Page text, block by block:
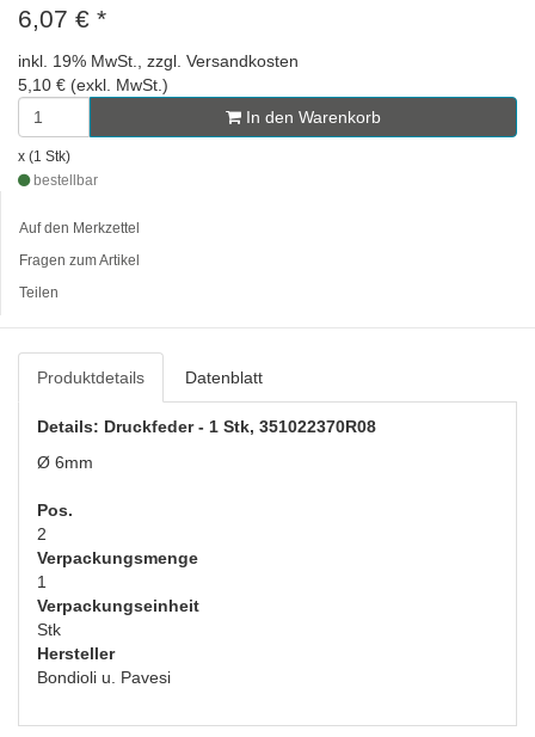
6,07 € *
inkl. 19% MwSt., zzgl. Versandkosten
5,10 € (exkl. MwSt.)
In den Warenkorb
x (1 Stk)
bestellbar
Auf den Merkzettel
Fragen zum Artikel
Teilen
Produktdetails Datenblatt
Details: Druckfeder - 1 Stk, 351022370R08
Ø 6mm
Pos.
2
Verpackungsmenge
1
Verpackungseinheit
Stk
Hersteller
Bondioli u. Pavesi